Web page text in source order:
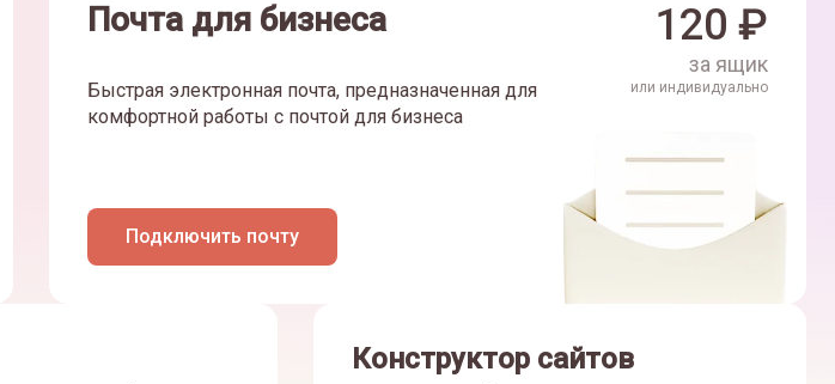
Почта для бизнеса
Быстрая электронная почта, предназначенная для
комфортной работы с почтой для бизнеса
Подключить почту
120 ₽
за ящик
или индивидуально
Конструктор сайтов